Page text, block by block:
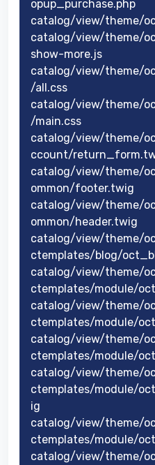
opup_purchase.php
catalog/view/theme/
catalog/view/theme/
show-more.js
catalog/view/theme/
/all.css
catalog/view/theme/
/main.css
catalog/view/theme/
ccount/
catalog/view/theme/
ommon/footer.twig
catalog/view/theme/
ommon/header.twig
catalog/view/theme/
ctemplates/blog/
catalog/view/theme/
ctemplates/module/
catalog/view/theme/
ctemplates/module/
catalog/view/theme/
ctemplates/module/
catalog/view/theme/
ctemplates/module/
ig
catalog/view/theme/
ctemplates/module/
catalog/view/theme/